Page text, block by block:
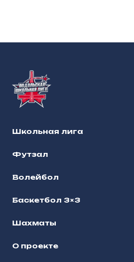
Школьная лига
Футзал
Волейбол
Баскетбол 3×3
Шахматы
О проекте